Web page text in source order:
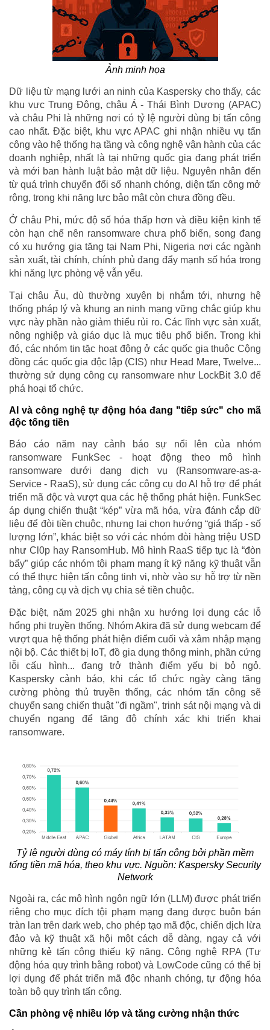
Ảnh minh họa
Dữ liệu từ mạng lưới an ninh của Kaspersky cho thấy, các
khu vực Trung Đông, châu Á - Thái Bình Dương (APAC)
và châu Phi là những nơi có tỷ lệ người dùng bị tấn công
cao nhất. Đặc biệt, khu vực APAC ghi nhận nhiều vụ tấn
công vào hệ thống hạ tầng và công nghệ vận hành của các
doanh nghiệp, nhất là tại những quốc gia đang phát triển
và mới ban hành luật bảo mật dữ liệu. Nguyên nhân đến
từ quá trình chuyển đổi số nhanh chóng, diện tấn công mở
rộng, trong khi năng lực bảo mật còn chưa đồng đều.
Ở châu Phi, mức độ số hóa thấp hơn và điều kiện kinh tế
còn hạn chế nên ransomware chưa phổ biến, song đang
có xu hướng gia tăng tại Nam Phi, Nigeria nơi các ngành
sản xuất, tài chính, chính phủ đang đẩy mạnh số hóa trong
khi năng lực phòng vệ vẫn yếu.
Tại châu Âu, dù thường xuyên bị nhắm tới, nhưng hệ
thống pháp lý và khung an ninh mạng vững chắc giúp khu
vực này phần nào giảm thiểu rủi ro. Các lĩnh vực sản xuất,
nông nghiệp và giáo dục là mục tiêu phổ biến. Trong khi
đó, các nhóm tin tặc hoạt động ở các quốc gia thuộc Cộng
đồng các quốc gia độc lập (CIS) như Head Mare, Twelve...
thường sử dụng công cụ ransomware như LockBit 3.0 để
phá hoại tổ chức.
AI và công nghệ tự động hóa đang "tiếp sức" cho mã
độc tống tiền
Báo cáo năm nay cảnh báo sự nổi lên của nhóm
ransomware FunkSec - hoạt động theo mô hình
ransomware dưới dạng dịch vụ (Ransomware-as-a-
Service - RaaS), sử dụng các công cụ do AI hỗ trợ để phát
triển mã độc và vượt qua các hệ thống phát hiện. FunkSec
áp dụng chiến thuật “kép” vừa mã hóa, vừa đánh cắp dữ
liệu để đòi tiền chuộc, nhưng lại chọn hướng “giá thấp - số
lượng lớn”, khác biệt so với các nhóm đòi hàng triệu USD
như Cl0p hay RansomHub. Mô hình RaaS tiếp tục là “đòn
bẩy” giúp các nhóm tội phạm mạng ít kỹ năng kỹ thuật vẫn
có thể thực hiện tấn công tinh vi, nhờ vào sự hỗ trợ từ nền
tảng, công cụ và dịch vụ chia sẻ tiền chuộc.
Đặc biệt, năm 2025 ghi nhận xu hướng lợi dụng các lỗ
hổng phi truyền thống. Nhóm Akira đã sử dụng webcam để
vượt qua hệ thống phát hiện điểm cuối và xâm nhập mạng
nội bộ. Các thiết bị IoT, đồ gia dụng thông minh, phần cứng
lỗi cấu hình... đang trở thành điểm yếu bị bỏ ngỏ.
Kaspersky cảnh báo, khi các tổ chức ngày càng tăng
cường phòng thủ truyền thống, các nhóm tấn công sẽ
chuyển sang chiến thuật "đi ngầm", trinh sát nội mạng và di
chuyển ngang để tăng độ chính xác khi triển khai
ransomware.
Tỷ lệ người dùng có máy tính bị tấn công bởi phần mềm
tống tiền mã hóa, theo khu vực. Nguồn: Kaspersky Security
Network
Ngoài ra, các mô hình ngôn ngữ lớn (LLM) được phát triển
riêng cho mục đích tội phạm mạng đang được buôn bán
tràn lan trên dark web, cho phép tạo mã độc, chiến dịch lừa
đảo và kỹ thuật xã hội một cách dễ dàng, ngay cả với
những kẻ tấn công thiếu kỹ năng. Công nghệ RPA (Tự
động hóa quy trình bằng robot) và LowCode cũng có thể bị
lợi dụng để phát triển mã độc nhanh chóng, tự động hóa
toàn bộ quy trình tấn công.
Cần phòng vệ nhiều lớp và tăng cường nhận thức